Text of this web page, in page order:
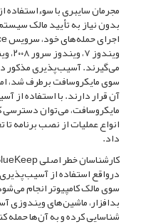
بدون نیاز به تأیید مالک
می‌گیرند. آسیب‌پذیری مذکور
سوی مایکروسافت برطرف شد،
آن قرار دارند. با استفاده
مایکروسافت، می‌توان دسترسی
انواع عملیات از نصب برنامه تا
داد.
درواقع استفاده از
سوی مالک کامپیوتر انجام
بدافزار، ماشین‌های ویندوزی
شناسایی کرده و به آن‌ها حمله